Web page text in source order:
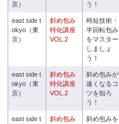
京）
う！
east side t
okyo（東
京）
斜め包み
特化講座
VOL.2
時短技術・
半回転包み
をマスター
しましょ
う！
east side t
okyo（東
京）
斜め包み
特化講座
VOL.2
斜め包みが
速くなるコ
ツを知ろ
う！
east side t
斜め包み
斜め包みを